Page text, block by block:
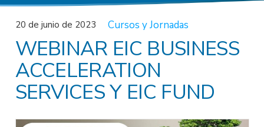
20 de junio de 2023 Cursos y Jornadas
WEBINAR EIC BUSINESS
ACCELERATION
SERVICES Y EIC FUND